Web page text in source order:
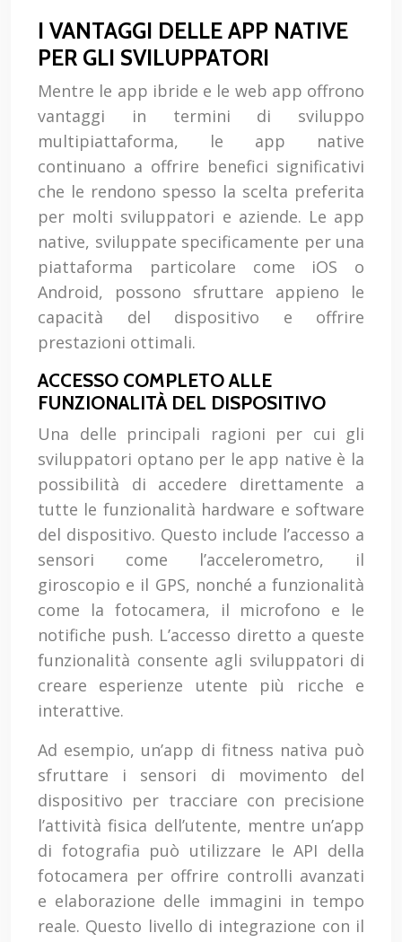
I VANTAGGI DELLE APP NATIVE
PER GLI SVILUPPATORI
Mentre le app ibride e le web app offrono
vantaggi in termini di sviluppo
multipiattaforma, le app native
continuano a offrire benefici significativi
che le rendono spesso la scelta preferita
per molti sviluppatori e aziende. Le app
native, sviluppate specificamente per una
piattaforma particolare come iOS o
Android, possono sfruttare appieno le
capacità del dispositivo e offrire
prestazioni ottimali.
ACCESSO COMPLETO ALLE
FUNZIONALITÀ DEL DISPOSITIVO
Una delle principali ragioni per cui gli
sviluppatori optano per le app native è la
possibilità di accedere direttamente a
tutte le funzionalità hardware e software
del dispositivo. Questo include l’accesso a
sensori come l’accelerometro, il
giroscopio e il GPS, nonché a funzionalità
come la fotocamera, il microfono e le
notifiche push. L’accesso diretto a queste
funzionalità consente agli sviluppatori di
creare esperienze utente più ricche e
interattive.
Ad esempio, un’app di fitness nativa può
sfruttare i sensori di movimento del
dispositivo per tracciare con precisione
l’attività fisica dell’utente, mentre un’app
di fotografia può utilizzare le API della
fotocamera per offrire controlli avanzati
e elaborazione delle immagini in tempo
reale. Questo livello di integrazione con il